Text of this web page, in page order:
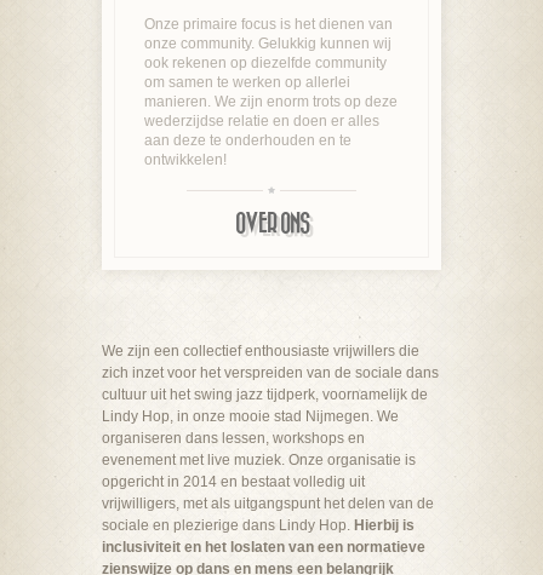
Onze primaire focus is het dienen van
onze community. Gelukkig kunnen wij
ook rekenen op diezelfde community
om samen te werken op allerlei
manieren. We zijn enorm trots op deze
wederzijdse relatie en doen er alles
aan deze te onderhouden en te
ontwikkelen!
OVER ONS
We zijn een collectief enthousiaste vrijwillers die
zich inzet voor het verspreiden van de sociale dans
cultuur uit het swing jazz tijdperk, voornamelijk de
Lindy Hop, in onze mooie stad Nijmegen. We
organiseren dans lessen, workshops en
evenement met live muziek. Onze organisatie is
opgericht in 2014 en bestaat volledig uit
vrijwilligers, met als uitgangspunt het delen van de
sociale en plezierige dans Lindy Hop. Hierbij is
inclusiviteit en het loslaten van een normatieve
zienswijze op dans en mens een belangrijk